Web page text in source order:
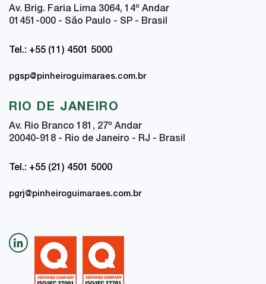
Av. Brig. Faria Lima 3064, 14º Andar
01451-000 - São Paulo - SP - Brasil
Tel.: +55 (11) 4501 5000
pgsp@pinheiroguimaraes.com.br
RIO DE JANEIRO
Av. Rio Branco 181, 27º Andar
20040-918 - Rio de Janeiro - RJ - Brasil
Tel.: +55 (21) 4501 5000
pgrj@pinheiroguimaraes.com.br